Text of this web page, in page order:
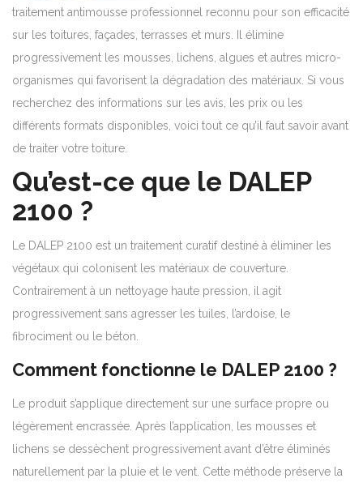
traitement antimousse professionnel reconnu pour son efficacité
sur les toitures, façades, terrasses et murs. Il élimine
progressivement les mousses, lichens, algues et autres micro-
organismes qui favorisent la dégradation des matériaux. Si vous
recherchez des informations sur les avis, les prix ou les
différents formats disponibles, voici tout ce qu’il faut savoir avant
de traiter votre toiture.
Qu’est-ce que le DALEP
2100 ?
Le DALEP 2100 est un traitement curatif destiné à éliminer les
végétaux qui colonisent les matériaux de couverture.
Contrairement à un nettoyage haute pression, il agit
progressivement sans agresser les tuiles, l’ardoise, le
fibrociment ou le béton.
Comment fonctionne le DALEP 2100 ?
Le produit s’applique directement sur une surface propre ou
légèrement encrassée. Après l’application, les mousses et
lichens se dessèchent progressivement avant d’être éliminés
naturellement par la pluie et le vent. Cette méthode préserve la